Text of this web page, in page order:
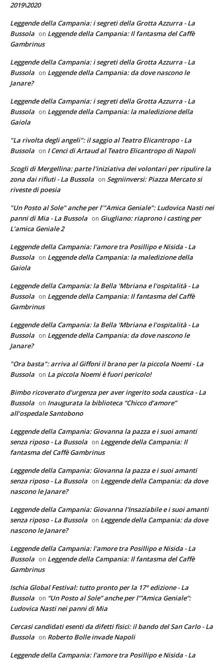
2019\2020
Leggende della Campania: i segreti della Grotta Azzurra - La
Bussola on Leggende della Campania: Il fantasma del Caffè
Gambrinus
Leggende della Campania: i segreti della Grotta Azzurra - La
Bussola on Leggende della Campania: da dove nascono le
Janare?
Leggende della Campania: i segreti della Grotta Azzurra - La
Bussola on Leggende della Campania: la maledizione della
Gaiola
"La rivolta degli angeli": il saggio al Teatro Elicantropo - La
Bussola on I Cenci di Artaud al Teatro Elicantropo di Napoli
Scogli di Mergellina: parte l'iniziativa dei volontari per ripulire la
zona dai rifiuti - La Bussola on Segniinversi: Piazza Mercato si
riveste di poesia
"Un Posto al Sole" anche per l’"Amica Geniale": Ludovica Nasti nei
panni di Mia - La Bussola on Giugliano: riaprono i casting per
L’amica Geniale 2
Leggende della Campania: l'amore tra Posillipo e Nisida - La
Bussola on Leggende della Campania: la maledizione della
Gaiola
Leggende della Campania: la Bella 'Mbriana e l'ospitalità - La
Bussola on Leggende della Campania: Il fantasma del Caffè
Gambrinus
Leggende della Campania: la Bella 'Mbriana e l'ospitalità - La
Bussola on Leggende della Campania: da dove nascono le
Janare?
"Ora basta": arriva al Giffoni il brano per la piccola Noemi - La
Bussola on La piccola Noemi è fuori pericolo!
Bimbo ricoverato d'urgenza per aver ingerito soda caustica - La
Bussola on Inaugurata la biblioteca “Chicco d’amore”
all’ospedale Santobono
Leggende della Campania: Giovanna la pazza e i suoi amanti
senza riposo - La Bussola on Leggende della Campania: Il
fantasma del Caffè Gambrinus
Leggende della Campania: Giovanna la pazza e i suoi amanti
senza riposo - La Bussola on Leggende della Campania: da dove
nascono le Janare?
Leggende della Campania: Giovanna l'Insaziabile e i suoi amanti
senza riposo - La Bussola on Leggende della Campania: da dove
nascono le Janare?
Leggende della Campania: l'amore tra Posillipo e Nisida - La
Bussola on Leggende della Campania: Il fantasma del Caffè
Gambrinus
Ischia Global Festival: tutto pronto per la 17° edizione - La
Bussola on “Un Posto al Sole” anche per l’”Amica Geniale”:
Ludovica Nasti nei panni di Mia
Cercasi candidati esenti da difetti fisici: il bando del San Carlo - La
Bussola on Roberto Bolle invade Napoli
Leggende della Campania: l'amore tra Posillipo e Nisida - La